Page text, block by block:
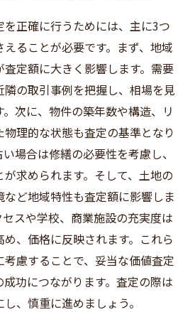
正確に行うためには、主に3つ
ることが必要です。まず、地域
定額に大きく影響します。需要
隣の取引事例を把握し、相場を見
次に、物件の築年数や構造、リ
理的な状態も査定の基準となり
場合は修繕の必要性を考慮し、
求められます。そして、土地の
ど地域特性も査定額に影響しま
スや学校、商業施設の充実度は
、価格に反映されます。これら
慮することで、妥当な価値査定
功につながります。査定の際は
、慎重に進めましょう。